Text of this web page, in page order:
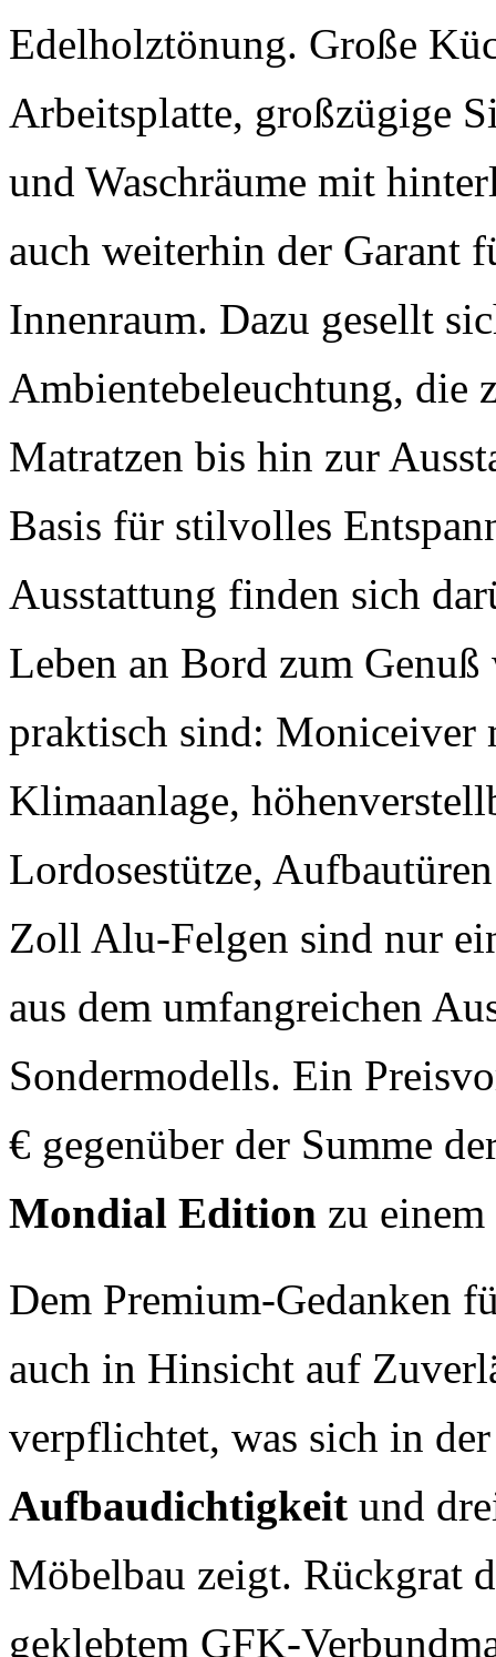
Edelholztönung. Große
Arbeitsplatte, großzügige
und Waschräume mit
auch weiterhin der Garant
Innenraum. Dazu gesellt
Ambientebeleuchtung, die
Matratzen bis hin zur
Basis für stilvolles
Ausstattung finden sich
Leben an Bord zum Genuß
praktisch sind: Moniceiver
Klimaanlage,
Lordosestütze,
Zoll Alu-Felgen sind nur
aus dem umfangreichen
Sondermodells. Ein
€ gegenüber der Summe
Mondial Edition zu
Dem Premium-Gedanken
auch in Hinsicht auf
verpflichtet, was sich in
Aufbaudichtigkeit und
Möbelbau zeigt. Rückgrat
geklebtem GFK-